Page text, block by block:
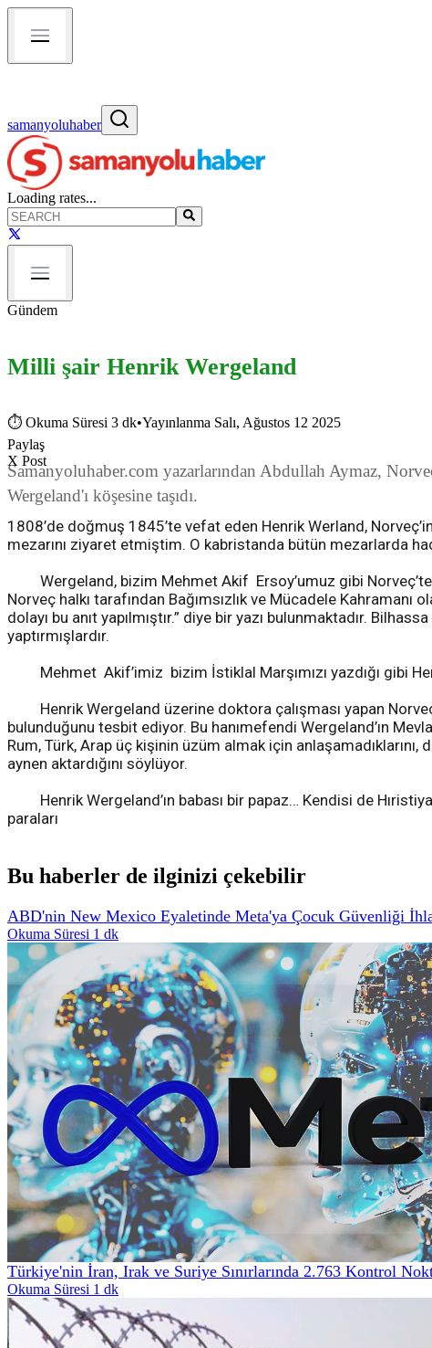
samanyoluhaber
Loading rates...
Gündem
Milli şair Henrik Wergeland
⏱ Okuma Süresi 3 dk•Yayınlanma Salı, Ağustos 12 2025
Paylaş
X Post
Samanyoluhaber.com yazarlarından Abdullah Aymaz,
Wergeland'ı köşesine taşıdı.
1808’de doğmuş 1845’te vefat eden Henrik Werland,
mezarını ziyaret etmiştim. O kabristanda bütün mezarlarda
Wergeland, bizim Mehmet Akif Ersoy’umuz gibi Norveç’te
Norveç halkı tarafından Bağımsızlık ve Mücadele Kahramanı
dolayı bu anıt yapılmıştır.” diye bir yazı bulunmaktadır.
yaptırmışlardır.
Mehmet Akif’imiz bizim İstiklal Marşımızı yazdığı gibi
Henrik Wergeland üzerine doktora çalışması yapan
bulunduğunu tesbit ediyor. Bu hanımefendi Wergeland’ın
Rum, Türk, Arap üç kişinin üzüm almak için
aynen aktardığını söylüyor.
Henrik Wergeland’ın babası bir papaz… Kendisi de
paraları
Bu haberler de ilginizi çekebilir
ABD'nin New Mexico Eyaletinde Meta'ya Çocuk Güvenliği
Okuma Süresi 1 dk
Türkiye'nin İran, Irak ve Suriye Sınırlarında 2.763 Kontrol
Okuma Süresi 1 dk